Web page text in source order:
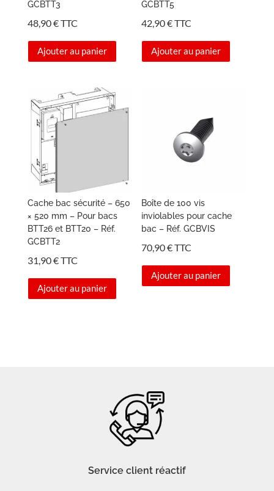
GCBTT3
48,90€TTC
Ajouter au panier
GCBTT5
42,90€TTC
Ajouter au panier
Cache bac sécurité – 650
× 520 mm – Pour bacs
BTT26 et BTT20 – Réf.
GCBTT2
31,90€TTC
Ajouter au panier
Boîte de 100 vis
inviolables pour cache
bac – Réf. GCBVIS
70,90€TTC
Ajouter au panier
Service client réactif